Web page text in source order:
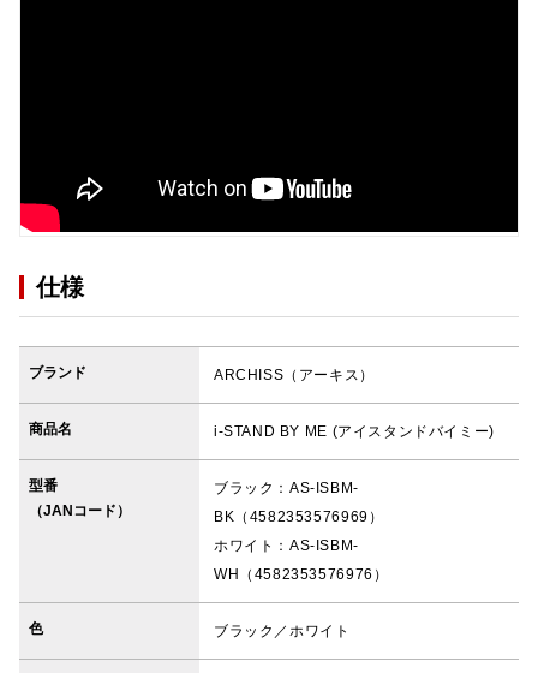
仕様
ブランド ARCHISS（アーキス）
商品名 i-STAND BY ME (アイスタンドバイミー)
型番
（JANコード）
ブラック：AS-ISBM-
BK（4582353576969）
ホワイト：AS-ISBM-
WH（4582353576976）
色 ブラック／ホワイト